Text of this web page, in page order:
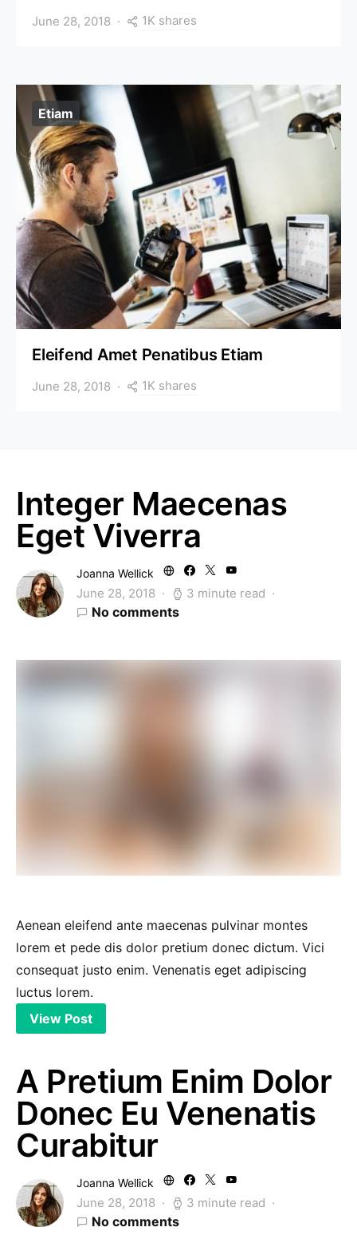
June 28, 2018 1K shares
Etiam
Eleifend Amet Penatibus Etiam
June 28, 2018 1K shares
Integer Maecenas
Eget Viverra
Joanna Wellick
June 28, 2018 3 minute read
No comments
Aenean eleifend ante maecenas pulvinar montes
lorem et pede dis dolor pretium donec dictum. Vici
consequat justo enim. Venenatis eget adipiscing
luctus lorem.
View Post
A Pretium Enim Dolor
Donec Eu Venenatis
Curabitur
Joanna Wellick
June 28, 2018 3 minute read
No comments